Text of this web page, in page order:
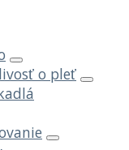
o pleť